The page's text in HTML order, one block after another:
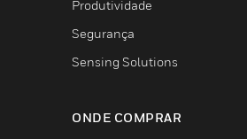
Produtividade
Segurança
Sensing Solutions
ONDE COMPRAR